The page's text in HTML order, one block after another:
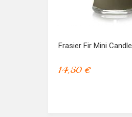
Frasier Fir Mini Candle
14,50 €